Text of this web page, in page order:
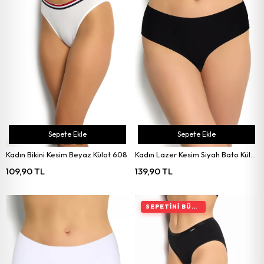
Kadın Bikini Kesim Beyaz Külot 608
109,90 TL
Sepete Ekle
139,90 TL
Sepete Ekle
SEPETINI BÜYÜT, İNDIRIMI ARTIR